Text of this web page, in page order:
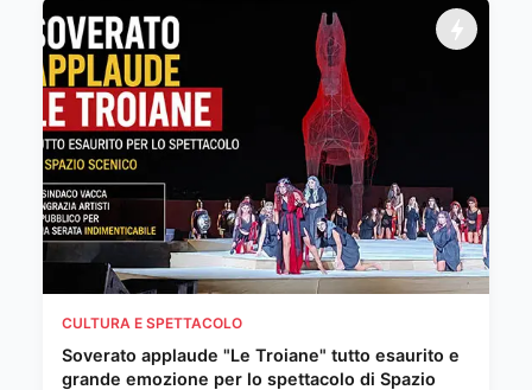
CULTURA E SPETTACOLO
Soverato applaude "Le Troiane" tutto esaurito e
grande emozione per lo spettacolo di Spazio